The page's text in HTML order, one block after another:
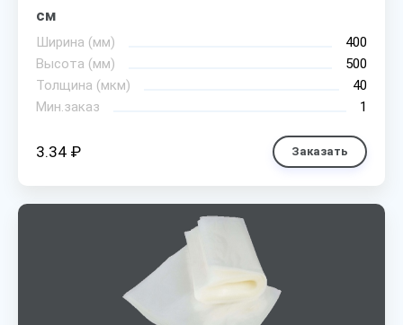
см
Ширина (мм)
400
Высота (мм)
500
Толщина (мкм)
40
Мин.заказ
1
3.34 ₽ Заказать